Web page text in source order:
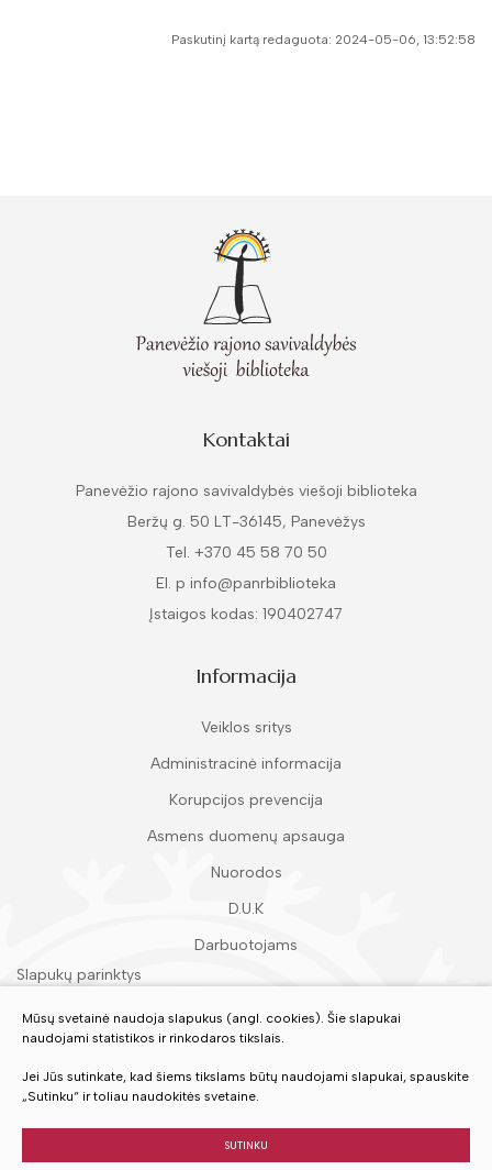
Paskutinį kartą redaguota: 2024-05-06, 13:52:58
Kontaktai
Panevėžio rajono savivaldybės viešoji biblioteka
Beržų g. 50 LT-36145, Panevėžys
Tel. +370 45 58 70 50
El. p info@panrbiblioteka
Įstaigos kodas: 190402747
Informacija
Veiklos sritys
Administracinė informacija
Korupcijos prevencija
Asmens duomenų apsauga
Nuorodos
D.U.K
Darbuotojams
Slapukų parinktys
Įvertinkite mūsų paslaugas
Mūsų svetainė naudoja slapukus (angl. cookies). Šie slapukai
naudojami statistikos ir rinkodaros tikslais.
Jei Jūs sutinkate, kad šiems tikslams būtų naudojami slapukai, spauskite
„Sutinku“ ir toliau naudokitės svetaine.
SUTINKU